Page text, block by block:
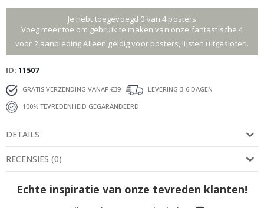
Je hebt toegevoegd 0 van 4 posters
Voeg meer toe om gebruik te maken van onze fantastische 4
voor 2 aanbieding.Alleen geldig voor posters, lijsten uitgesloten.
ID 11507
GRATIS VERZENDING VANAF €39
LEVERING 3-6 DAGEN
100% TEVREDENHEID GEGARANDEERD
DETAILS
RECENSIES (0)
Echte inspiratie van onze tevreden klanten!